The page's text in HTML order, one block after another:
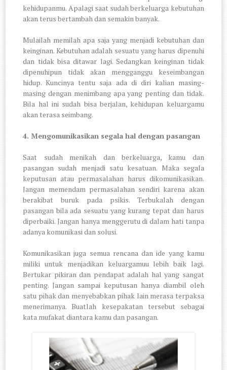
kehidupanmu. Apalagi saat sudah berkeluarga kebutuhan
akan terus bertambah dan semakin banyak.
Mulailah memilah apa saja yang menjadi kebutuhan dan
keinginan. Kebutuhan adalah sesuatu yang harus dipenuhi
dan tidak bisa ditawar lagi. Sedangkan keinginan tidak
dipenuhipun tidak akan mengganggu keseimbangan
hidup. Kuncinya tentu saja ada di diri kalian masing-
masing dengan menimbang apa yang penting dan tidak.
Bila hal ini sudah bisa berjalan, kehidupan keluargamu
akan terasa seimbang.
4.Mengomunikasikan segala hal dengan pasangan
Saat sudah menikah dan berkeluarga, kamu dan
pasangan sudah menjadi satu kesatuan. Maka segala
keputusan atau permasalahan harus dikomunikasikan.
Jangan memendam permasalahan sendiri karena akan
berakibat buruk pada psikis. Terbukalah dengan
pasangan bila ada sesuatu yang kurang tepat dan harus
diperbaiki. Jangan hanya menggerutu di dalam hati tanpa
adanya komunikasi dan solusi.
Komunikasikan juga semua rencana dan ide yang kamu
miliki untuk menjadikan keluargamuu lebih baik lagi.
Bertukar pikiran dan pendapat adalah hal yang sangat
penting. Jangan sampai keputusan hanya diambil oleh
satu pihak dan menyebabkan pihak lain merasa terpaksa
menerimanya. Buatlah kesepakatan tersebut sebagai
kata mufakat diantara kamu dan pasangan.